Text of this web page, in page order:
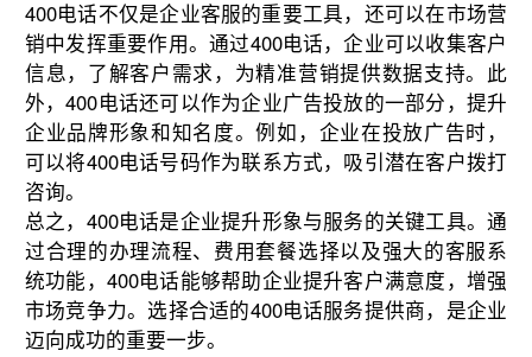
400电话不仅是企业客服的重要工具，还可以在市场营
销中发挥重要作用。通过400电话，企业可以收集客户
信息，了解客户需求，为精准营销提供数据支持。此
外，400电话还可以作为企业广告投放的一部分，提升
企业品牌形象和知名度。例如，企业在投放广告时，
可以将400电话号码作为联系方式，吸引潜在客户拨打
咨询。
总之，400电话是企业提升形象与服务的关键工具。通
过合理的办理流程、费用套餐选择以及强大的客服系
统功能，400电话能够帮助企业提升客户满意度，增强
市场竞争力。选择合适的400电话服务提供商，是企业
迈向成功的重要一步。